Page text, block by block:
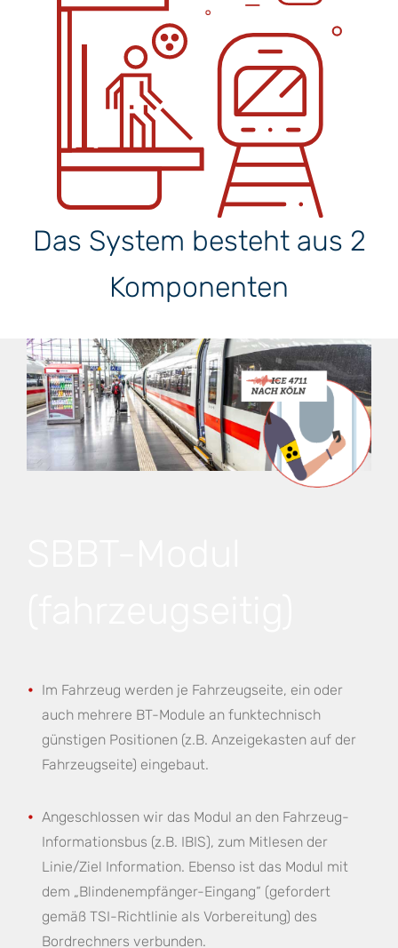
Das System besteht aus 2
Komponenten
Im Fahrzeug werden je Fahrzeugseite, ein oder
auch mehrere BT-Module an funktechnisch
günstigen Positionen (z.B. Anzeigekasten auf der
Fahrzeugseite) eingebaut.
Angeschlossen wir das Modul an den Fahrzeug-
Informationsbus (z.B. IBIS), zum Mitlesen der
Linie/Ziel Information. Ebenso ist das Modul mit
dem „Blindenempfänger-Eingang“ (gefordert
gemäß TSI-Richtlinie als Vorbereitung) des
Bordrechners verbunden.